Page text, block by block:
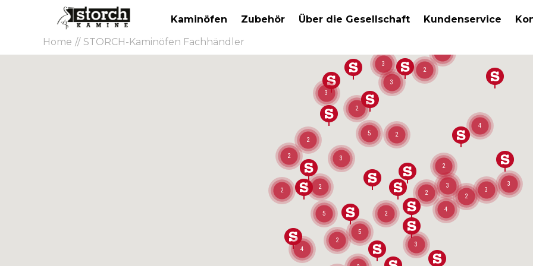
Kaminöfen Zubehör Über die Gesellschaft Kundenservice
Home
STORCH-Kaminöfen Fachhändler
5
4
2
3
3
5
2
3
3
3
3
2
4
3
5
4
2
3
2
2
2
2
2
2
2
2